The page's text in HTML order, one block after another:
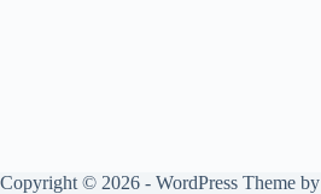
Copyright © 2026 - WordPress Theme by